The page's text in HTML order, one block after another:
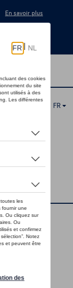
En savoir plus
FR
que vous